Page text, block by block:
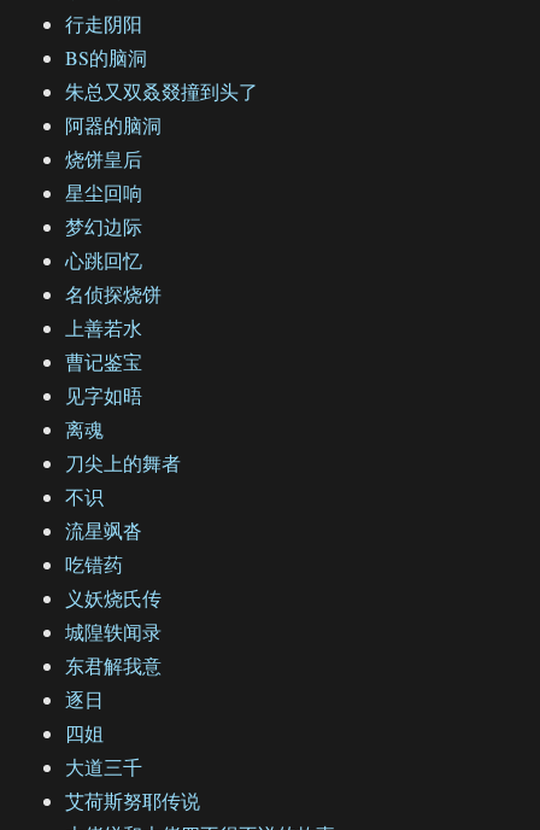
行走阴阳
BS的脑洞
朱总又双叒叕撞到头了
阿器的脑洞
烧饼皇后
星尘回响
梦幻边际
心跳回忆
名侦探烧饼
上善若水
曹记鉴宝
见字如晤
离魂
刀尖上的舞者
不识
流星飒沓
吃错药
义妖烧氏传
城隍轶闻录
东君解我意
逐日
四姐
大道三千
艾荷斯努耶传说